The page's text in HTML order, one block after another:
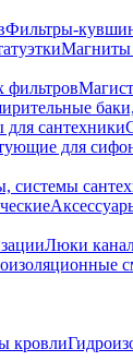
Фильтры-
Магниты
фильтров
сантехники
для
системы
Люки
кровли